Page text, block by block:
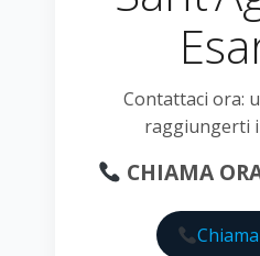
Contattaci ora:
raggiungerti
CHIAMA